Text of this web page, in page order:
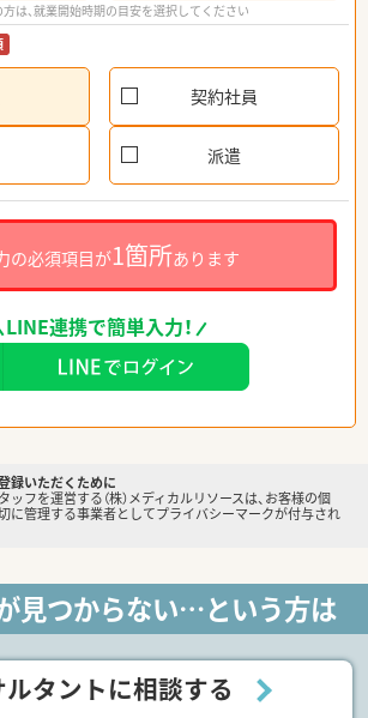
は、就業開始時期の目安を選択してください
契約社員
派遣
の必須項目が1箇所あります
LINE連携で簡単入力！
録いただくために
ッフを運営する（株）メディカルリソースは、お客様の個
に管理する事業者としてプライバシーマークが付与され
見つからない…という方は
ルタントに相談する